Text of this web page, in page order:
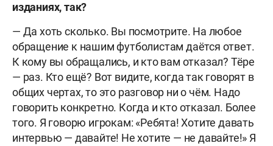
изданиях, так?
— Да хоть сколько. Вы посмотрите. На любое
обращение к нашим футболистам даётся ответ.
К кому вы обращались, и кто вам отказал? Тёре
— раз. Кто ещё? Вот видите, когда так говорят в
общих чертах, то это разговор ни о чём. Надо
говорить конкретно. Когда и кто отказал. Более
того. Я говорю игрокам: «Ребята! Хотите давать
интервью — давайте! Не хотите — не давайте!» Я